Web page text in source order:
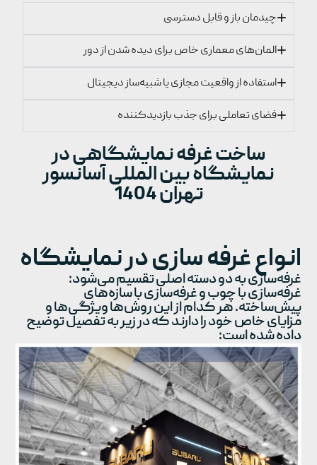
چیدمان باز و قابل دسترسی
المان‌های معماری خاص برای دیده شدن از دور
استفاده از واقعیت مجازی یا شبیه‌ساز دیجیتال
فضای تعاملی برای جذب بازدیدکننده
ساخت غرفه نمایشگاهی در
نمایشگاه بین المللی آسانسور
تهران 1404
انواع غرفه سازی در نمایشگاه
غرفه‌سازی به دو دسته اصلی تقسیم می‌شود:
غرفه‌سازی با چوب و غرفه‌سازی با سازه‌های
پیش‌ساخته. هر کدام از این روش‌ها ویژگی‌ها و
مزایای خاص خود را دارند که در زیر به تفصیل توضیح
داده شده است: